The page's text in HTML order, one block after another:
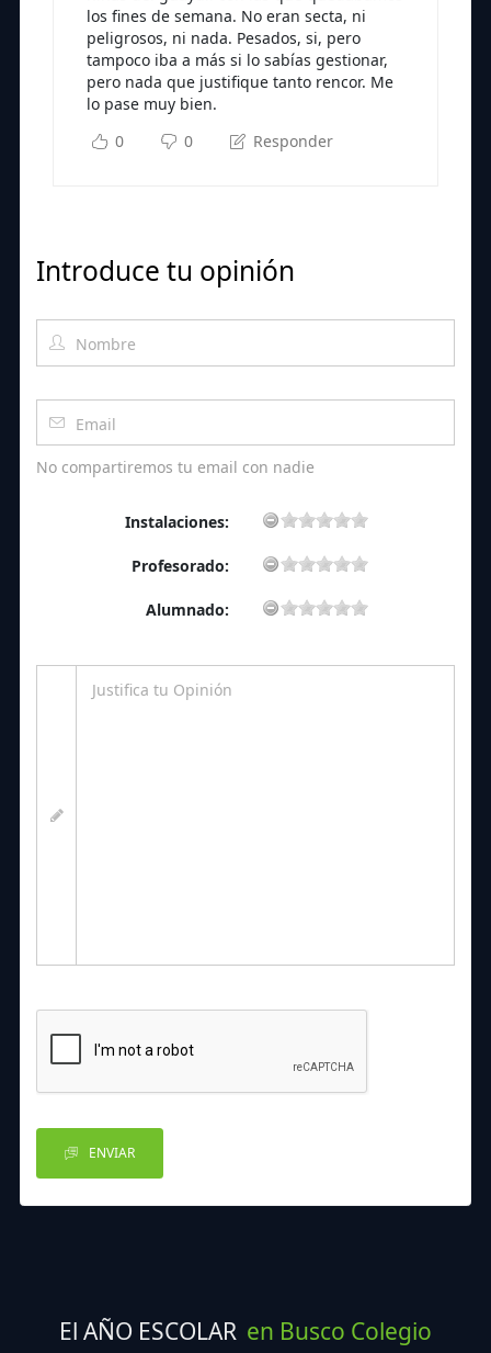
los fines de semana. No eran secta, ni
peligrosos, ni nada. Pesados, si, pero
tampoco iba a más si lo sabías gestionar,
pero nada que justifique tanto rencor. Me
lo pase muy bien.
0
0 Responder
Introduce tu opinión
No compartiremos tu email con nadie
Instalaciones:
Profesorado:
Alumnado:
ENVIAR
El AÑO ESCOLAR en Busco Colegio